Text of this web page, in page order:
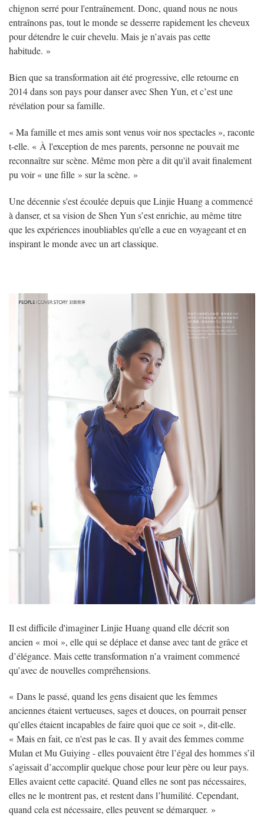
chignon serré pour l'entraînement. Donc, quand nous ne nous
entraînons pas, tout le monde se desserre rapidement les cheveux
pour détendre le cuir chevelu. Mais je n’avais pas cette
habitude. »
Bien que sa transformation ait été progressive, elle retourne en
2014 dans son pays pour danser avec Shen Yun, et c’est une
révélation pour sa famille.
« Ma famille et mes amis sont venus voir nos spectacles », raconte
t-elle. « À l'exception de mes parents, personne ne pouvait me
reconnaître sur scène. Même mon père a dit qu'il avait finalement
pu voir « une fille » sur la scène. »
Une décennie s'est écoulée depuis que Linjie Huang a commencé
à danser, et sa vision de Shen Yun s’est enrichie, au même titre
que les expériences inoubliables qu'elle a eue en voyageant et en
inspirant le monde avec un art classique.
Il est difficile d'imaginer Linjie Huang quand elle décrit son
ancien « moi », elle qui se déplace et danse avec tant de grâce et
d’élégance. Mais cette transformation n’a vraiment commencé
qu’avec de nouvelles compréhensions.
« Dans le passé, quand les gens disaient que les femmes
anciennes étaient vertueuses, sages et douces, on pourrait penser
qu’elles étaient incapables de faire quoi que ce soit », dit-elle.
« Mais en fait, ce n'est pas le cas. Il y avait des femmes comme
Mulan et Mu Guiying - elles pouvaient être l’égal des hommes s’il
s’agissait d’accomplir quelque chose pour leur père ou leur pays.
Elles avaient cette capacité. Quand elles ne sont pas nécessaires,
elles ne le montrent pas, et restent dans l’humilité. Cependant,
quand cela est nécessaire, elles peuvent se démarquer. »